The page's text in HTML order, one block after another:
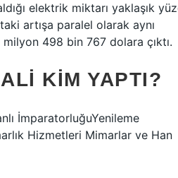
elektrik miktarı yaklaşık
artışa paralel olarak aynı
498 bin 767 dolara çıktı.
KIM YAPTI?
İmparatorluğuYenileme
Hizmetleri Mimarlar ve Han